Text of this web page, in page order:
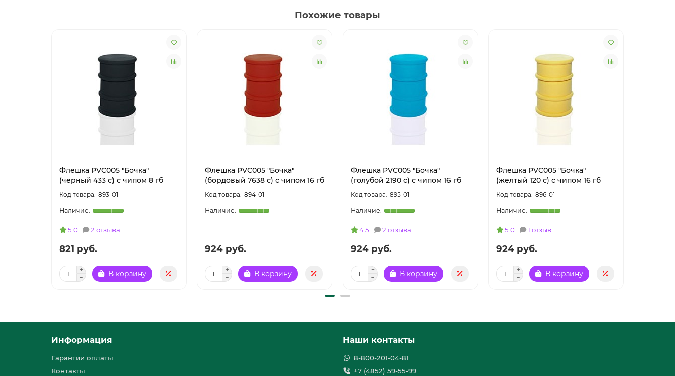
Похожие товары
Флешка PVC005 "Бочка"
(черный 433 c) с чипом 8 гб
893-01
5.0 2 отзыва
821 руб.
В корзину
Флешка PVC005 "Бочка"
(бордовый 7638 c) с чипом 16 гб
894-01
924 руб.
В корзину
Флешка PVC005 "Бочка"
(голубой 2190 c) с чипом 16 гб
895-01
4.5 2 отзыва
924 руб.
В корзину
Флешка PVC005 "Бочка"
(желтый 120 c) с чипом 16 гб
896-01
5.0 1 отзыв
924 руб.
В корзину
Информация
Гарантии оплаты
Контакты
Наши контакты
8-800-201-04-81
+7 (4852) 59-55-99